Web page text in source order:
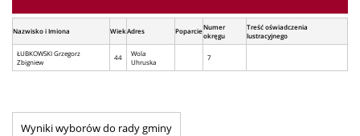
Nazwisko i Imiona WiekAdres PoparcieNumer
okręgu
Treść oświadczenia
lustracyjnego
ŁUBKOWSKI Grzegorz
Zbigniew
44
Wola
Uhruska
7
Wyniki wyborów do rady gminy